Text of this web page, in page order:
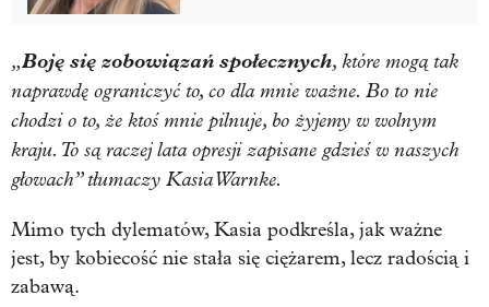
„Boję się zobowiązań społecznych, które mogą tak
naprawdę ograniczyć to, co dla mnie ważne. Bo to nie
chodzi o to, że ktoś mnie pilnuje, bo żyjemy w wolnym
kraju. To są raczej lata opresji zapisane gdzieś w naszych
głowach” tłumaczy Kasia Warnke.
Mimo tych dylematów, Kasia podkreśla, jak ważne
jest, by kobiecość nie stała się ciężarem, lecz radością i
zabawą.